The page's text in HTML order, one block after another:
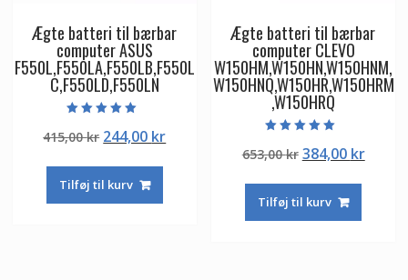
Ægte batteri til bærbar
computer ASUS
F550L,F550LA,F550LB,F550L
C,F550LD,F550LN
5.00
ud af 5
415,00kr Den
pris
var:
244,00 krDen
Tilføj til kurv
Ægte batteri til bærbar
computer CLEVO
W150HM,W150HN,W150HNM,
W150HNQ,W150HR,W150HRM
,W150HRQ
5.00
ud af 5
653,00kr Den
pris
var:
384,00 krDen
Tilføj til kurv